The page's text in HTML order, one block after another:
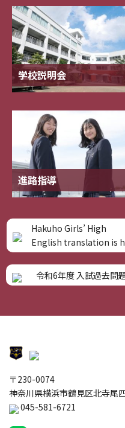
学校説明会
進路指導
Hakuho Girls’ High
English translation is
令和6年度 入試過去問
〒230-0074
神奈川県横浜市鶴見区北寺尾
045-581-6721